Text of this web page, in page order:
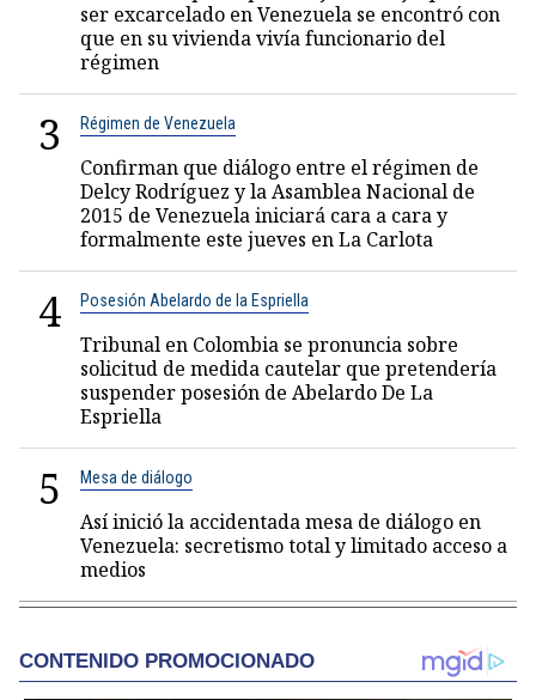
ser excarcelado en Venezuela se encontró con
que en su vivienda vivía funcionario del
régimen
3 Régimen de Venezuela
Confirman que diálogo entre el régimen de
Delcy Rodríguez y la Asamblea Nacional de
2015 de Venezuela iniciará cara a cara y
formalmente este jueves en La Carlota
4 Posesión Abelardo de la Espriella
Tribunal en Colombia se pronuncia sobre
solicitud de medida cautelar que pretendería
suspender posesión de Abelardo De La
Espriella
5 Mesa de diálogo
Así inició la accidentada mesa de diálogo en
Venezuela: secretismo total y limitado acceso a
medios